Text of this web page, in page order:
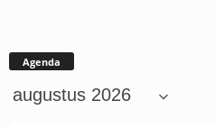
Agenda